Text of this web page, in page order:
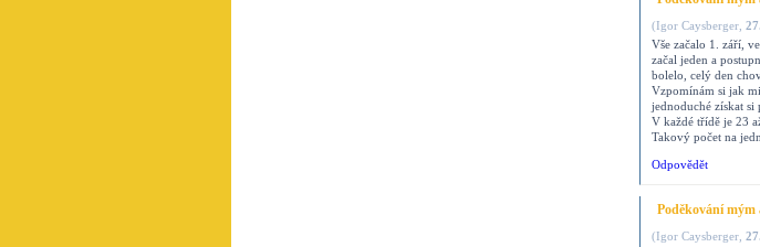
(Igor Caysberger
Vše začalo 1. září,
začal jeden a
bolelo, celý den
Vzpomínám si jak
jednoduché získat si
V každé třídě je 23
Takový počet na
Odpovědět
Poděkování mým
(Igor Caysberger